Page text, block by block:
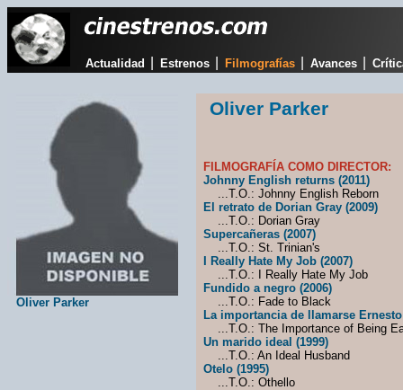
Actualidad Estrenos Filmografías Avances
Oliver Parker
Oliver Parker
FILMOGRAFÍA COMO DIRECTOR:
Johnny English returns (2011)
...T.O.: Johnny English Reborn
El retrato de Dorian Gray (2009)
...T.O.: Dorian Gray
Supercañeras (2007)
...T.O.: St. Trinian's
I Really Hate My Job (2007)
...T.O.: I Really Hate My Job
Fundido a negro (2006)
...T.O.: Fade to Black
La importancia de llamarse Ernesto
...T.O.: The Importance of Being
Un marido ideal (1999)
...T.O.: An Ideal Husband
Otelo (1995)
...T.O.: Othello